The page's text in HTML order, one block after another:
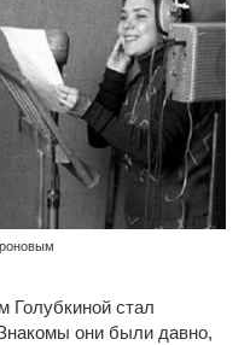
Голубкиной стал
они были давно,